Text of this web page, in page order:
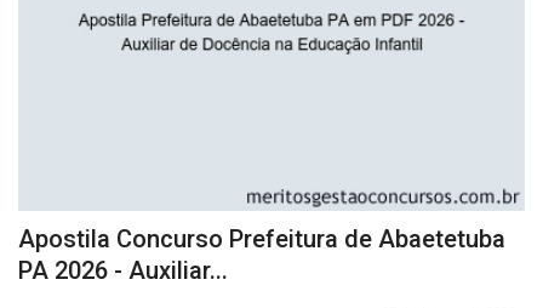
Apostila Concurso Prefeitura de Abaetetuba
PA 2026 - Auxiliar...